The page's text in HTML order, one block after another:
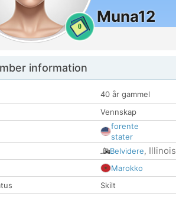
0
Muna12
information
40 år gammel
Vennskap
forente
stater
Belvidere, Illinois
Marokko
Skilt